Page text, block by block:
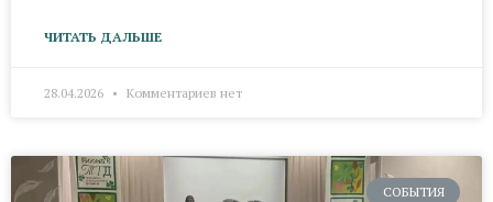
ЧИТАТЬ ДАЛЬШЕ
28.04.2026 Комментариев нет
СОБЫТИЯ